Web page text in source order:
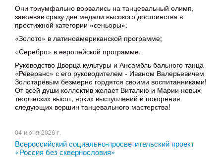
Они триумфально ворвались на танцевальный олимп,
завоевав сразу две медали высокого достоинства в
престижной категории «сеньоры»:
«Золото» в латиноамериканской программе;
«Серебро» в европейской программе.
Руководство Дворца культуры и Ансамбль бального танца
«Реверанс» с его руководителем - Иваном Валерьевичем
Золотарёвым безмерно гордятся своими воспитанниками!
От всей души коллектив желает Виталию и Марии новых
творческих высот, ярких выступлений и покорения
следующих вершин танцевального мастерства!
04 июня 2026 г.
Всероссийский социально-просветительский проект
«Россия без сквернословия»